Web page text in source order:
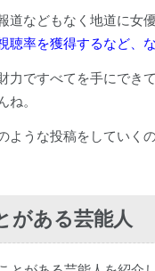
道などもなく地道に女
聴率を獲得するなど、
力ですべてを手にでき
ね。
ような投稿をしていく
がある芸能人